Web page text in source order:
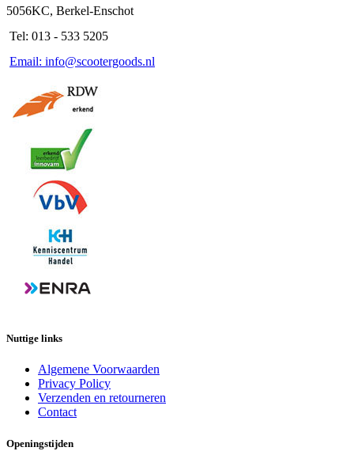
5056KC, Berkel-Enschot
Tel: 013 - 533 5205
Email: info@scootergoods.nl
Nuttige links
Algemene Voorwaarden
Privacy Policy
Verzenden en retourneren
Contact
Openingstijden